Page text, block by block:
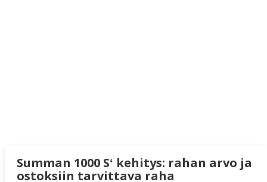
Summan 1000 Sʻ kehitys: rahan arvo ja
ostoksiin tarvittava raha